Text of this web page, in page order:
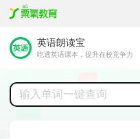
英语朗读宝
吃透英语课本，提升在校竞争力